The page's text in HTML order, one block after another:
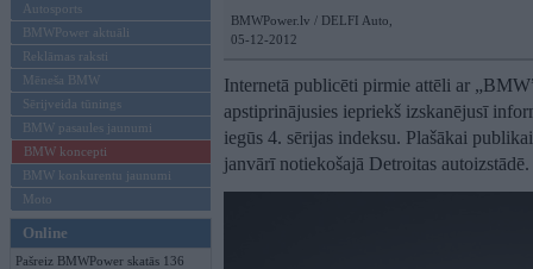
Autosports
BMWPower aktuāli
Reklāmas raksti
Mēneša BMW
Sērijveida tūnings
BMW pasaules jaunumi
BMW koncepti
BMW konkurentu jaunumi
Moto
Online
Pašreiz BMWPower skatās 136
BMWPower.lv / DELFI Auto,
05-12-2012
Internetā publicēti pirmie attēli ar
apstiprinājusies iepriekš izskanējusī
iegūs 4. sērijas indeksu. Plašākai
janvārī notiekošajā Detroitas autoizstādē.